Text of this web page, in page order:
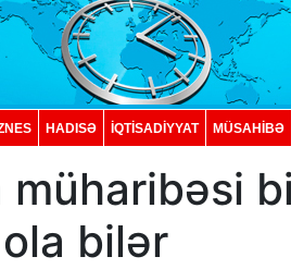
HADISƏ İQTISADIYYAT MÜSAHİBƏ
müharibəsi
bilər